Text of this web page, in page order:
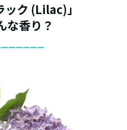
ック (Lilac)」
な香り？